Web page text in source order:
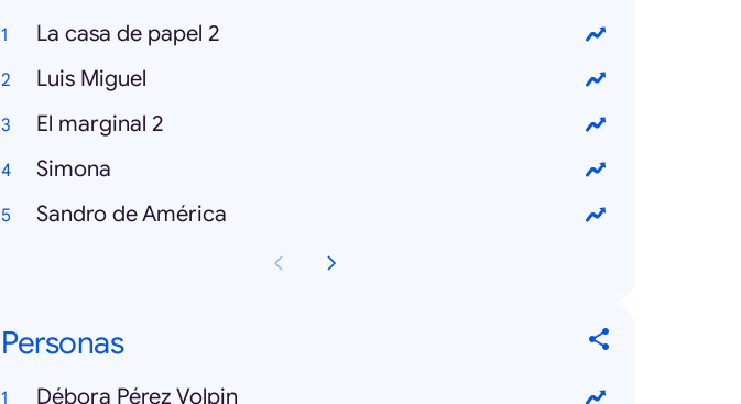
La casa de papel 2
Luis Miguel
El marginal 2
Simona
Sandro de América
Personas
Débora Pérez Volpin